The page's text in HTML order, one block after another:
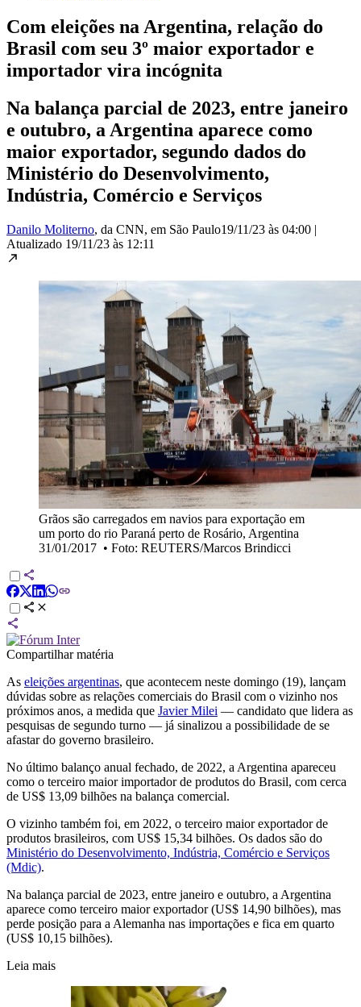
Com eleições na Argentina, relação do
Brasil com seu 3º maior exportador e
importador vira incógnita
Na balança parcial de 2023, entre janeiro
e outubro, a Argentina aparece como
maior exportador, segundo dados do
Ministério do Desenvolvimento,
Indústria, Comércio e Serviços
Danilo Moliterno, da CNN, em São Paulo19/11/23 às 04:00 |
Atualizado 19/11/23 às 12:11
Grãos são carregados em navios para exportação em
um porto do rio Paraná perto de Rosário, Argentina
31/01/2017 • Foto: REUTERS/Marcos Brindicci
Compartilhar matéria
As eleições argentinas, que acontecem neste domingo (19), lançam
dúvidas sobre as relações comerciais do Brasil com o vizinho nos
próximos anos, a medida que Javier Milei — candidato que lidera as
pesquisas de segundo turno — já sinalizou a possibilidade de se
afastar do governo brasileiro.
No último balanço anual fechado, de 2022, a Argentina apareceu
como o terceiro maior importador de produtos do Brasil, com cerca
de US$ 13,09 bilhões na balança comercial.
O vizinho também foi, em 2022, o terceiro maior exportador de
produtos brasileiros, com US$ 15,34 bilhões. Os dados são do
Ministério do Desenvolvimento, Indústria, Comércio e Serviços
(Mdic).
Na balança parcial de 2023, entre janeiro e outubro, a Argentina
aparece como terceiro maior exportador (US$ 14,90 bilhões), mas
perde posição para a Alemanha nas importações e fica em quarto
(US$ 10,15 bilhões).
Leia mais